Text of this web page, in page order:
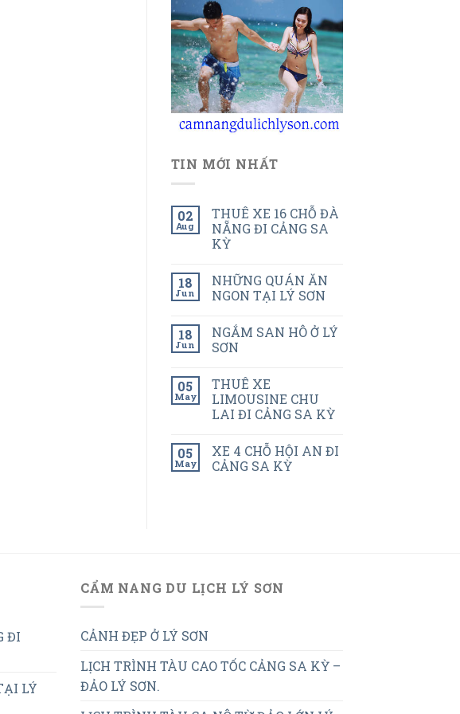
TIN MỚI NHẤT
02
Aug
THUÊ XE 16 CHỖ ĐÀ
NẴNG ĐI CẢNG SA
KỲ
18
Jun
NHỮNG QUÁN ĂN
NGON TẠI LÝ SƠN
18
Jun
NGẮM SAN HÔ Ở LÝ
SƠN
05
May
THUÊ XE
LIMOUSINE CHU
LAI ĐI CẢNG SA KỲ
05
May
XE 4 CHỖ HỘI AN ĐI
CẢNG SA KỲ
ĐI
LÝ
CẨM NANG DU LỊCH LÝ SƠN
CẢNH ĐẸP Ở LÝ SƠN
LỊCH TRÌNH TÀU CAO TỐC CẢNG SA KỲ –
ĐẢO LÝ SƠN.